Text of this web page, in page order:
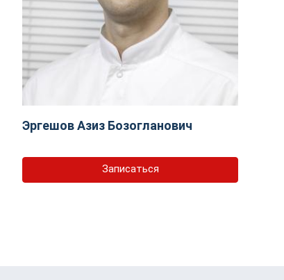
Эргешов Азиз Бозогланович
Записаться